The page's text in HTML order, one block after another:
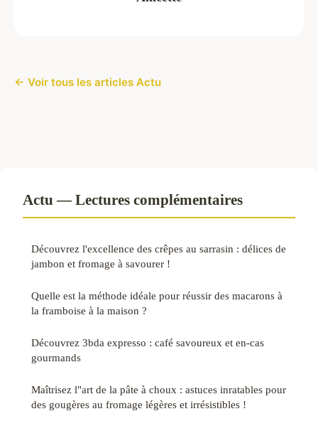
← Voir tous les articles Actu
Actu — Lectures complémentaires
Découvrez l'excellence des crêpes au sarrasin : délices de
jambon et fromage à savourer !
Quelle est la méthode idéale pour réussir des macarons à
la framboise à la maison ?
Découvrez 3bda expresso : café savoureux et en-cas
gourmands
Maîtrisez l"art de la pâte à choux : astuces inratables pour
des gougères au fromage légères et irrésistibles !